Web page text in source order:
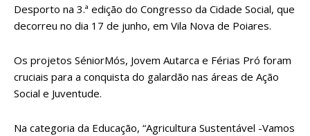
Desporto na 3.ª edição do Congresso da Cidade Social, que
decorreu no dia 17 de junho, em Vila Nova de Poiares.
Os projetos SéniorMós, Jovem Autarca e Férias Pró foram
cruciais para a conquista do galardão nas áreas de Ação
Social e Juventude.
Na categoria da Educação, “Agricultura Sustentável -Vamos